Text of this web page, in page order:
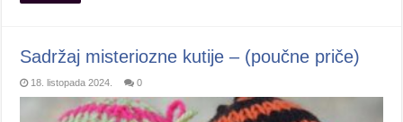
Sadržaj misteriozne kutije – (poučne priče)
18. listopada 2024. 0